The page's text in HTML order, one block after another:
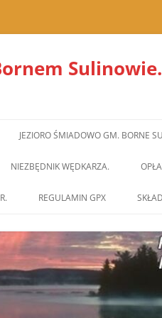
Sulinowie.
JEZIORO ŚMIADOWO GM. BORNE
NIEZBĘDNIK WĘDKARZA.
REGULAMIN GPX